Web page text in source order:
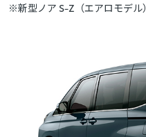
※新型ノア S-Z（エアロモデル）